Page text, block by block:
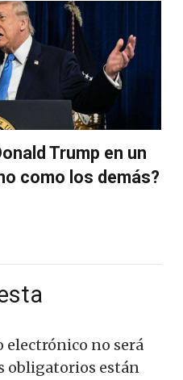
Trump en un
como los demás?
electrónico no será
obligatorios están